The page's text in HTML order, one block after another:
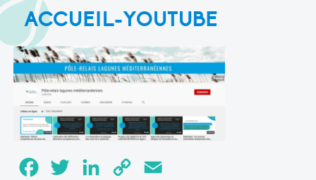
ACCUEIL-YOUTUBE
FacebookTwitter LinkedInCopy